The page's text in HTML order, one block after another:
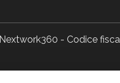
Nextwork360 - Codice